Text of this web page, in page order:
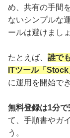
め、共有の手間
ないシンプルな
ールは避けましょ
たとえば、 誰で
ITツール「Stock
に運用を開始で
無料登録は1分で
て、手順書やガ
う。